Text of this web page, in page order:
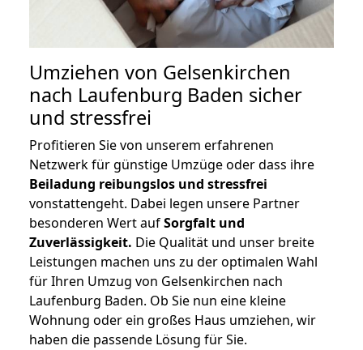
Umziehen von Gelsenkirchen
nach Laufenburg Baden sicher
und stressfrei
Profitieren Sie von unserem erfahrenen
Netzwerk für günstige Umzüge oder dass ihre
Beiladung reibungslos und stressfrei
vonstattengeht. Dabei legen unsere Partner
besonderen Wert aufSorgfalt und
Zuverlässigkeit. Die Qualität und unser breite
Leistungen machen uns zu der optimalen Wahl
für Ihren Umzug von Gelsenkirchen nach
Laufenburg Baden. Ob Sie nun eine kleine
Wohnung oder ein großes Haus umziehen, wir
haben die passende Lösung für Sie.